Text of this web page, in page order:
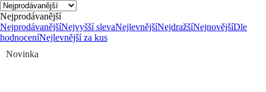
Nejprodávanější
NejprodávanějšíNejvyšší slevaNejlevnějšíNejdražšíNejnovějšíDle
hodnoceníNejlevnější za kus
Novinka